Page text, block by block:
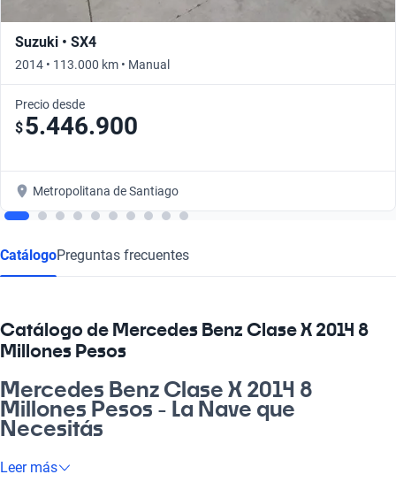
Suzuki • SX4
2014 • 113.000 km • Manual
Precio desde
$5.446.900
Metropolitana de Santiago
CatálogoPreguntas frecuentes
Catálogo de Mercedes Benz Clase X 2014 8
Millones Pesos
Mercedes Benz Clase X 2014 8
Millones Pesos - La Nave que
Necesitás
Si buscas un auto que combine estilo, confort y rendimiento, el
Leer más